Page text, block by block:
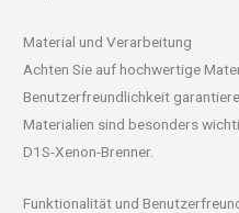
Material und Verarbeitung
Achten Sie auf hochwertige
Benutzerfreundlichkeit
Materialien sind besonders
D1S-Xenon-Brenner.
Funktionalität und